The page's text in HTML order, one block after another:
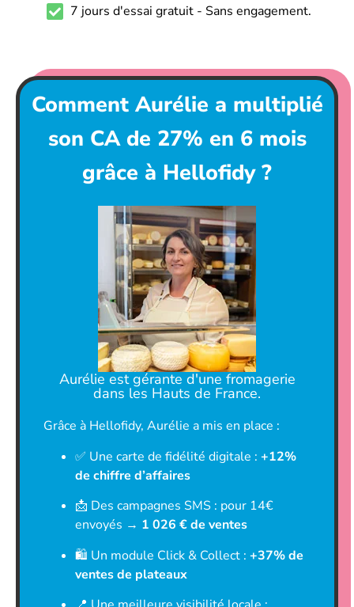
7 jours d'essai gratuit - Sans engagement.
Comment Aurélie a multiplié
son CA de 27% en 6 mois
grâce à Hellofidy ?
Aurélie est gérante d'une fromagerie
dans les Hauts de France.
Grâce à Hellofidy, Aurélie a mis en place :
✅ Une carte de fidélité digitale : +12%
de chiffre d’affaires
📩 Des campagnes SMS : pour 14€
envoyés → 1 026 € de ventes
🛍 Un module Click & Collect : +37% de
ventes de plateaux